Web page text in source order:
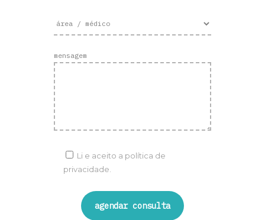
mensagem
Li e aceito a política de
privacidade.